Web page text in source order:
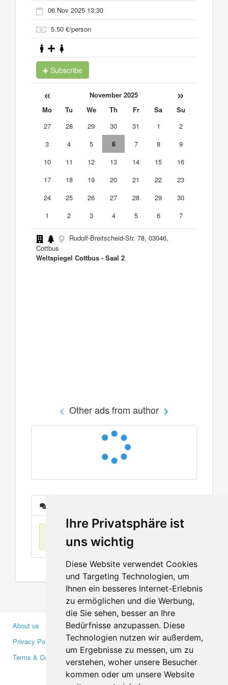
Ihre Privatsphäre ist
uns wichtig
Diese Website verwendet Cookies
und Targeting Technologien, um
Ihnen ein besseres Internet-Erlebnis
zu ermöglichen und die Werbung,
die Sie sehen, besser an Ihre
Bedürfnisse anzupassen. Diese
Technologien nutzen wir außerdem,
um Ergebnisse zu messen, um zu
verstehen, woher unsere Besucher
kommen oder um unsere Website
06 Nov 2025 13:30
5.50 €/person
Subscribe
« November 2025 »
Mo Tu We Th Fr Sa
Su
27
28 29 30 31 1
2
3
4 5 6 7 8
9
10
11 12 13 14 15
16
17
18 19 20 21 22
23
24
25 26 27 28 29
30
1
2 3 4 5 6 7
Rudolf-Breitscheid-Str. 78, 03046,
Cottbus
Weltspiegel Cottbus - Saal 2
Other ads from author
No items found
About us
Privacy Policy
Terms & Conditions
Business Partners
Investors
Media